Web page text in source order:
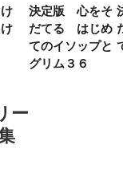
け
決定版 心をそ
だてる はじめ
てのイソップと
グリム３６
ー